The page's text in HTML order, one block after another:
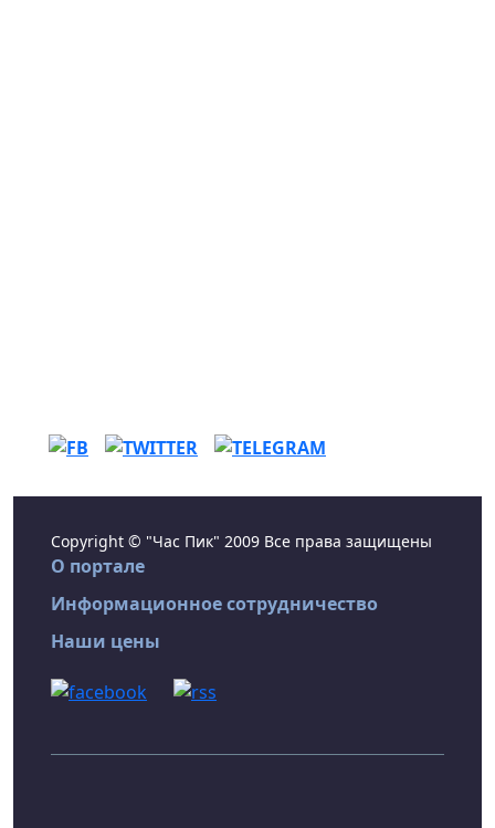
Copyright © "Час Пик" 2009 Все права защищены
О портале
Информационное сотрудничество
Наши цены